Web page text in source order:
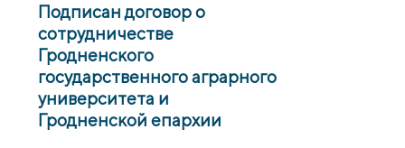
Подписан договор о
сотрудничестве
Гродненского
государственного аграрного
университета и
Гродненской епархии